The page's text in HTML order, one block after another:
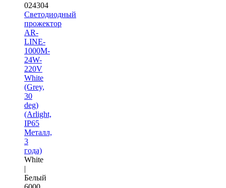
024304
Светодиодный
прожектор
AR-
LINE-
1000M-
24W-
220V
White
(Grey,
30
deg)
(Arlight,
IP65
Металл,
3
года)
White
|
Белый